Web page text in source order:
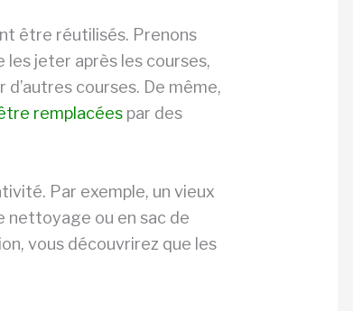
être réutilisés. Prenons
les jeter après les courses,
courses. De même,
remplacées par des
Par exemple, un vieux
ou en sac de
vous découvrirez que les